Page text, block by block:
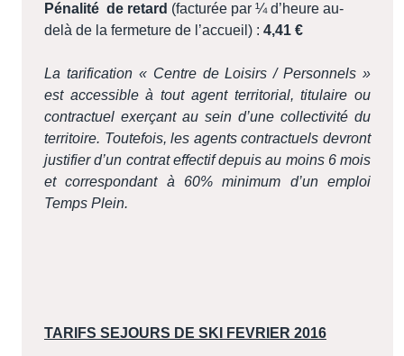
Pénalité de retard (facturée par ¼ d’heure au-
delà de la fermeture de l’accueil) : 4,41 €
La tarification « Centre de Loisirs / Personnels »
est accessible à tout agent territorial, titulaire ou
contractuel exerçant au sein d’une collectivité du
territoire. Toutefois, les agents contractuels devront
justifier d’un contrat effectif depuis au moins 6 mois
et correspondant à 60% minimum d’un emploi
Temps Plein.
TARIFS SEJOURS DE SKI FEVRIER 2016